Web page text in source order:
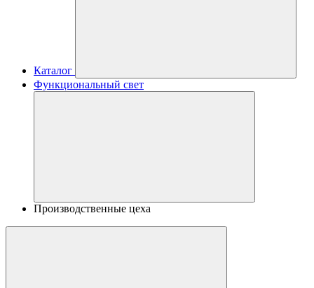
Каталог
Функциональный свет
Производственные цеха